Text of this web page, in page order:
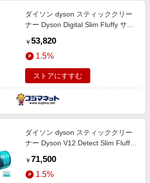
ダイソン dyson スティッククリー
ナー Dyson Digital Slim Fluffy サイ
￥ 53,820
1.5%
ストアにすすむ
ダイソン dyson スティッククリー
ナー Dyson V12 Detect Slim Fluffy
フィルター セット
￥ 71,500
1.5%